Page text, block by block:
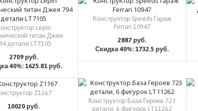
Lepin
титан Джея
детали LT7105
2709 руб.
40%: 1625.81 руб.
КУПИТЬ
Конструктор Speeds Гараж
Ferrari 10947
2887 руб.
Скидка 40%: 1732.5 руб.
КУПИТЬ
Z1167
10020 руб.
Конструктор База Героев 723
детали, 6 фигурок LT11262